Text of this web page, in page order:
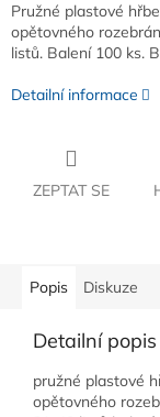
Pružné plastové
opětovného
listů. Balení 100 ks.
Detailní informace
ZEPTAT SE
Popis Diskuze
Detailní
pružné plastové
opětovného